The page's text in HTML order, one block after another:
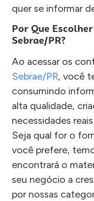
quer se informar
Por Que
Sebrae/PR?
Ao acessar os
Sebrae/PR, você
consumindo
alta qualidade,
necessidades
Seja qual for o
você prefere,
encontrará o
seu negócio a
por nossas